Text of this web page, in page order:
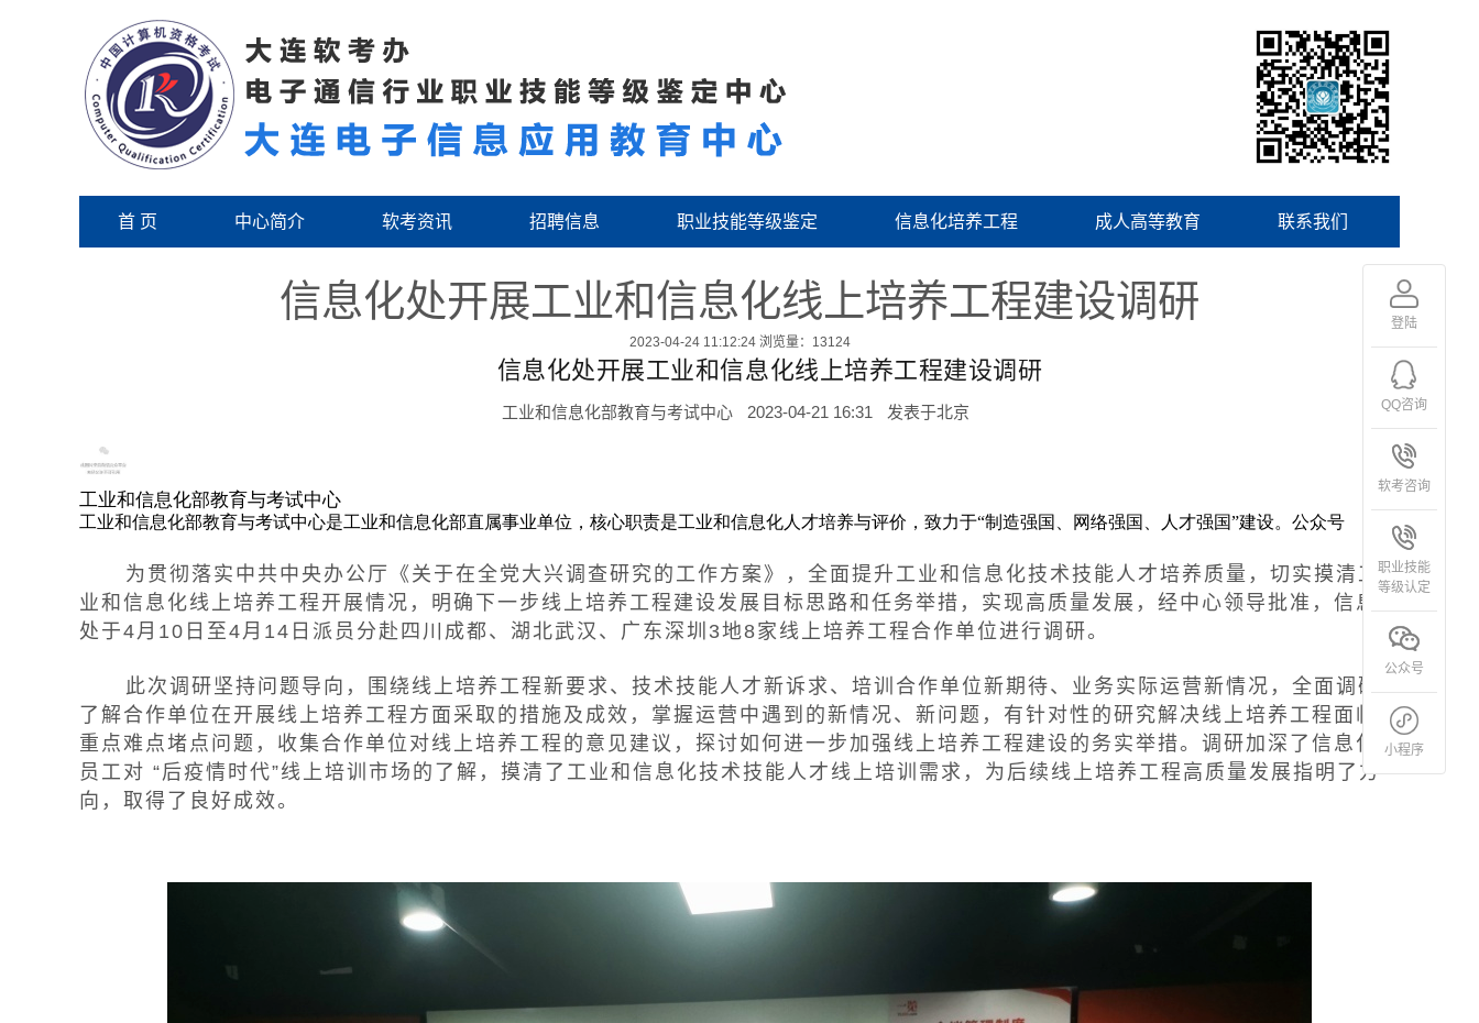
首 页 中心简介 软考资讯 招聘信息 职业技能等级鉴定 信息化培养工程 成人高等教育 联系我们
信息化处开展工业和信息化线上培养工程建设调研
2023-04-24 11:12:24 浏览量：13124
信息化处开展工业和信息化线上培养工程建设调研
工业和信息化部教育与考试中心 2023-04-21 16:31 发表于北京
工业和信息化部教育与考试中心
工业和信息化部教育与考试中心是工业和信息化部直属事业单位，核心职责是工业和信息化人才培养与评价，致力于“制造强国、网络强国、人才强国”建设。 公众号
为贯彻落实中共中央办公厅《关于在全党大兴调查研究的工作方案》，全面提升工业和信息化技术技能人才培养质量，切实摸清工
业和信息化线上培养工程开展情况，明确下一步线上培养工程建设发展目标思路和任务举措，实现高质量发展，经中心领导批准，信息化
处于4月10日至4月14日派员分赴四川成都、湖北武汉、广东深圳3地8家线上培养工程合作单位进行调研。
此次调研坚持问题导向，围绕线上培养工程新要求、技术技能人才新诉求、培训合作单位新期待、业务实际运营新情况，全面调研
了解合作单位在开展线上培养工程方面采取的措施及成效，掌握运营中遇到的新情况、新问题，有针对性的研究解决线上培养工程面临的
重点难点堵点问题，收集合作单位对线上培养工程的意见建议，探讨如何进一步加强线上培养工程建设的务实举措。调研加深了信息化处
员工对 “后疫情时代”线上培训市场的了解，摸清了工业和信息化技术技能人才线上培训需求，为后续线上培养工程高质量发展指明了方
向，取得了良好成效。
登陆
QQ咨询
软考咨询
职业技能
等级认定
公众号
小程序